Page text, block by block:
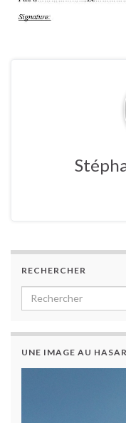
RECHERCHER
Search for:
UNE IMAGE AU